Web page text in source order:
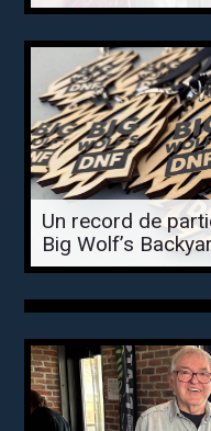
Un record de
Big Wolf’s